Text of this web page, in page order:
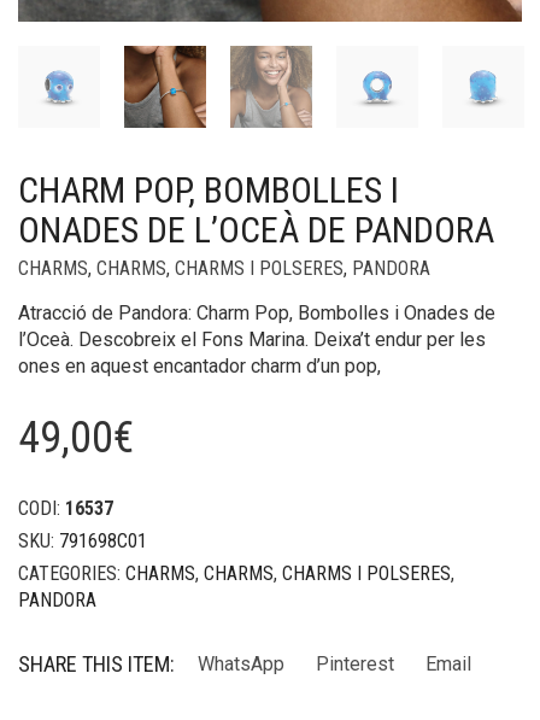
CHARM POP, BOMBOLLES I
ONADES DE L’OCEÀ DE PANDORA
CHARMS, CHARMS, CHARMS I POLSERES, PANDORA
Atracció de Pandora: Charm Pop, Bombolles i Onades de
l’Oceà. Descobreix el Fons Marina. Deixa’t endur per les
ones en aquest encantador charm d’un pop,
49,00€
CODI: 16537
SKU: 791698C01
CATEGORIES: CHARMS, CHARMS, CHARMS I POLSERES,
PANDORA
SHARE THIS ITEM: WhatsApp Pinterest Email